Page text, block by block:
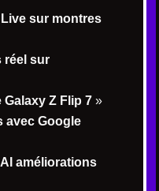
sur montres
réel sur
Z Flip 7 »
avec Google
améliorations